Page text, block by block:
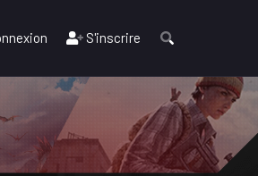
S'inscrire